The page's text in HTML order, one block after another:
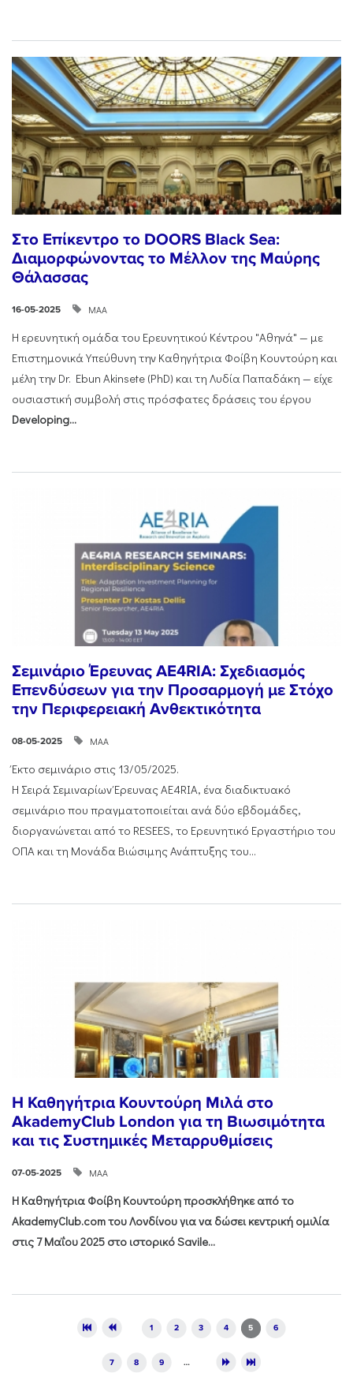
Στο Επίκεντρο το DOORS Black Sea:
Διαμορφώνοντας το Μέλλον της Μαύρης
Θάλασσας
16-05-2025 ΜΑΑ
Η ερευνητική ομάδα του Ερευνητικού Κέντρου "Αθηνά" — με
Επιστημονικά Υπεύθυνη την Καθηγήτρια Φοίβη Κουντούρη και
μέλη την Dr. Ebun Akinsete (PhD) και τη Λυδία Παπαδάκη — είχε
ουσιαστική συμβολή στις πρόσφατες δράσεις του έργου
Developing...
Σεμινάριο Έρευνας AE4RIA: Σχεδιασμός
Επενδύσεων για την Προσαρμογή με Στόχο
την Περιφερειακή Ανθεκτικότητα
08-05-2025 ΜΑΑ
Έκτο σεμινάριο στις 13/05/2025.
Η Σειρά Σεμιναρίων Έρευνας AE4RIA, ένα διαδικτυακό
σεμινάριο που πραγματοποιείται ανά δύο εβδομάδες,
διοργανώνεται από το RESEES, το Ερευνητικό Εργαστήριο του
ΟΠΑ και τη Μονάδα Βιώσιμης Ανάπτυξης του...
Η Καθηγήτρια Κουντούρη Μιλά στο
AkademyClub London για τη Βιωσιμότητα
και τις Συστημικές Μεταρρυθμίσεις
07-05-2025 ΜΑΑ
Η Καθηγήτρια Φοίβη Κουντούρη προσκλήθηκε από το
AkademyClub.comτου Λονδίνου για να δώσει κεντρική ομιλία
στις 7 Μαΐου 2025 στο ιστορικόSavile...
1 2 3 4 5 6
7 8 9 …